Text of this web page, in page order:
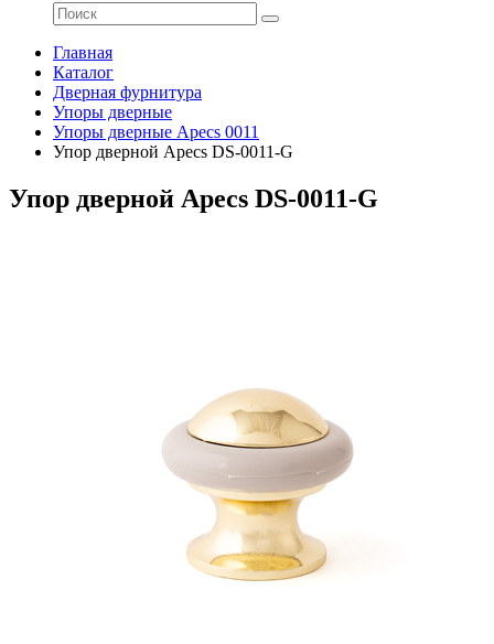
Главная
Каталог
Дверная фурнитура
Упоры дверные
Упоры дверные Apecs 0011
Упор дверной Apecs DS-0011-G
Упор дверной Apecs DS-0011-G